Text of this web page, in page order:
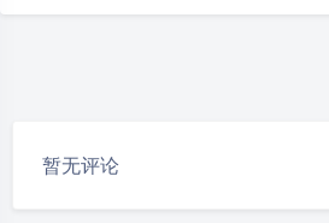
暂无评论